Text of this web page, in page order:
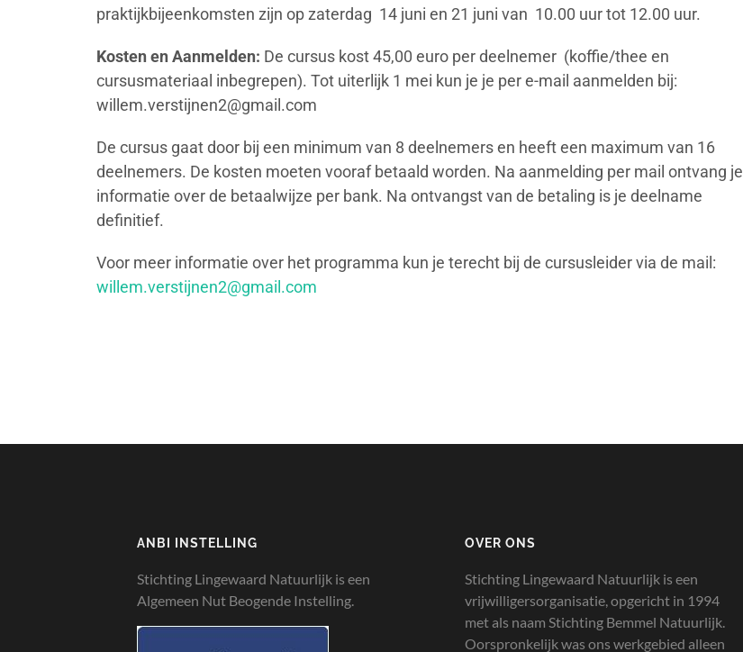
praktijkbijeenkomsten zijn op zaterdag 14 juni en 21 juni van 10.00 uur tot 12.00 uur.
Kosten en Aanmelden: De cursus kost 45,00 euro per deelnemer (koffie/thee en
cursusmateriaal inbegrepen). Tot uiterlijk 1 mei kun je je per e-mail aanmelden bij:
willem.verstijnen2@gmail.com
De cursus gaat door bij een minimum van 8 deelnemers en heeft een maximum van 16
deelnemers. De kosten moeten vooraf betaald worden. Na aanmelding per mail ontvang je
informatie over de betaalwijze per bank. Na ontvangst van de betaling is je deelname
definitief.
Voor meer informatie over het programma kun je terecht bij de cursusleider via de mail:
willem.verstijnen2@gmail.com
ANBI INSTELLING
Stichting Lingewaard Natuurlijk is een
Algemeen Nut Beogende Instelling.
OVER ONS
Stichting Lingewaard Natuurlijk is een
vrijwilligersorganisatie, opgericht in 1994
met als naam Stichting Bemmel Natuurlijk.
Oorspronkelijk was ons werkgebied alleen